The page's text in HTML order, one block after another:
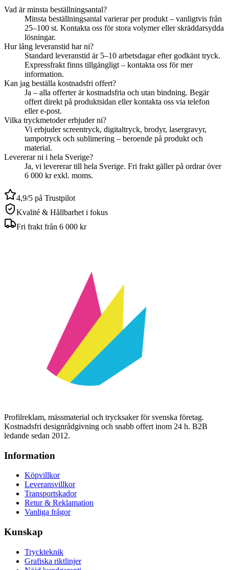
Vad är minsta beställningsantal?
Minsta beställningsantal varierar per produkt – vanligtvis från
25–100 st. Kontakta oss för stora volymer eller skräddarsydda
lösningar.
Hur lång leveranstid har ni?
Standard leveranstid är 5–10 arbetsdagar efter godkänt tryck.
Expressfrakt finns tillgängligt – kontakta oss för mer
information.
Kan jag beställa kostnadsfri offert?
Ja – alla offerter är kostnadsfria och utan bindning. Begär
offert direkt på produktsidan eller kontakta oss via telefon
eller e-post.
Vilka tryckmetoder erbjuder ni?
Vi erbjuder screentryck, digitaltryck, brodyr, lasergravyr,
tampotryck och sublimering – beroende på produkt och
material.
Levererar ni i hela Sverige?
Ja, vi levererar till hela Sverige. Fri frakt gäller på ordrar över
6 000 kr exkl. moms.
4,9/5 på Trustpilot
Kvalité & Hållbarhet i fokus
Fri frakt från 6 000 kr
Profilreklam, mässmaterial och trycksaker för svenska företag.
Kostnadsfri designrådgivning och snabb offert inom 24 h. B2B
ledande sedan 2012.
Information
Köpvillkor
Leveransvillkor
Transportskador
Retur & Reklamation
Vanliga frågor
Kunskap
Tryckteknik
Grafiska riktlinjer